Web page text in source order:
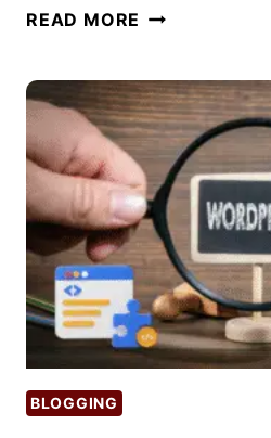
READ MORE प्रिं
ऑ
न
-
डि
मां
(
P
O
D
BLOGGING